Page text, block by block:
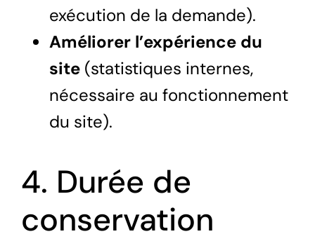
exécution de la demande).
Améliorer l’expérience du
site (statistiques internes,
nécessaire au fonctionnement
du site).
4. Durée de
conservation